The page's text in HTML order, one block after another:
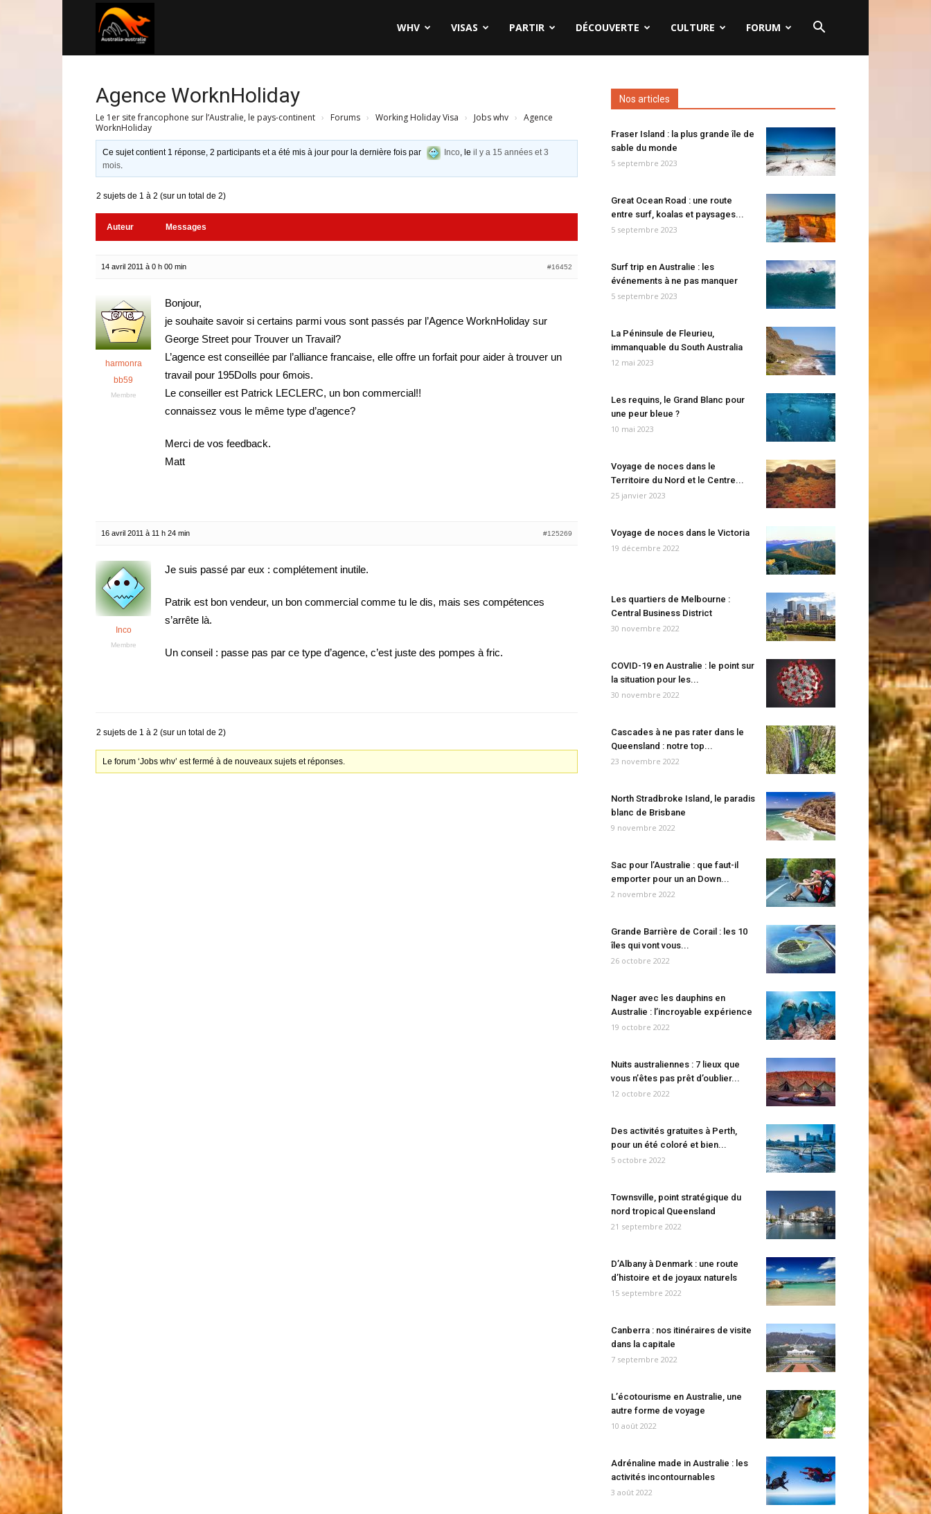
WHV VISAS PARTIR DÉCOUVERTE CULTURE FORUM
Agence WorknHoliday
Le 1er site francophone sur l’Australie, le pays-continent › Forums › Working Holiday Visa › Jobs whv › Agence
WorknHoliday
Ce sujet contient 1 réponse, 2 participants et a été mis à jour pour la dernière fois par Inco, leil y a 15 années et 3
mois.
2 sujets de 1 à 2 (sur un total de 2)
Auteur Messages
14 avril 2011 à 0 h 00 min #16452
harmonra
bb59
Membre
Bonjour,
je souhaite savoir si certains parmi vous sont passés par l’Agence WorknHoliday sur
George Street pour Trouver un Travail?
L’agence est conseillée par l’alliance francaise, elle offre un forfait pour aider à trouver un
travail pour 195Dolls pour 6mois.
Le conseiller est Patrick LECLERC, un bon commercial!!
connaissez vous le même type d’agence?
Merci de vos feedback.
Matt
16 avril 2011 à 11 h 24 min #125269
Inco
Membre
Je suis passé par eux : complétement inutile.
Patrik est bon vendeur, un bon commercial comme tu le dis, mais ses compétences
s’arrête là.
Un conseil : passe pas par ce type d’agence, c’est juste des pompes à fric.
2 sujets de 1 à 2 (sur un total de 2)
Le forum ‘Jobs whv’ est fermé à de nouveaux sujets et réponses.
Nos articles
Fraser Island : la plus grande île de
sable du monde
5 septembre 2023
Great Ocean Road : une route
entre surf, koalas et paysages...
5 septembre 2023
Surf trip en Australie : les
événements à ne pas manquer
5 septembre 2023
La Péninsule de Fleurieu,
immanquable du South Australia
12 mai 2023
Les requins, le Grand Blanc pour
une peur bleue ?
10 mai 2023
Voyage de noces dans le
Territoire du Nord et le Centre...
25 janvier 2023
Voyage de noces dans le Victoria
19 décembre 2022
Les quartiers de Melbourne :
Central Business District
30 novembre 2022
COVID-19 en Australie : le point sur
la situation pour les...
30 novembre 2022
Cascades à ne pas rater dans le
Queensland : notre top...
23 novembre 2022
North Stradbroke Island, le paradis
blanc de Brisbane
9 novembre 2022
Sac pour l’Australie : que faut-il
emporter pour un an Down...
2 novembre 2022
Grande Barrière de Corail : les 10
îles qui vont vous...
26 octobre 2022
Nager avec les dauphins en
Australie : l’incroyable expérience
19 octobre 2022
Nuits australiennes : 7 lieux que
vous n’êtes pas prêt d’oublier...
12 octobre 2022
Des activités gratuites à Perth,
pour un été coloré et bien...
5 octobre 2022
Townsville, point stratégique du
nord tropical Queensland
21 septembre 2022
D’Albany à Denmark : une route
d’histoire et de joyaux naturels
15 septembre 2022
Canberra : nos itinéraires de visite
dans la capitale
7 septembre 2022
L’écotourisme en Australie, une
autre forme de voyage
10 août 2022
Adrénaline made in Australie : les
activités incontournables
3 août 2022